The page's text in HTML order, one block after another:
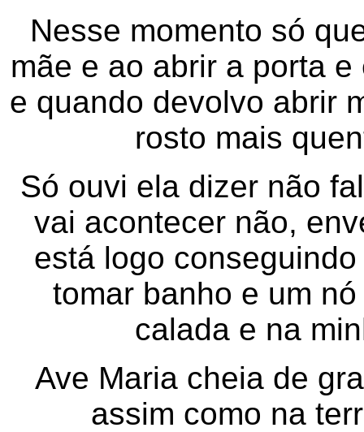
Nesse momento só
mãe e ao abrir a porta
e quando devolvo abrir
rosto mais
Só ouvi ela dizer não
vai acontecer não,
está logo
tomar banho e um
calada e na
Ave Maria cheia de
assim como na